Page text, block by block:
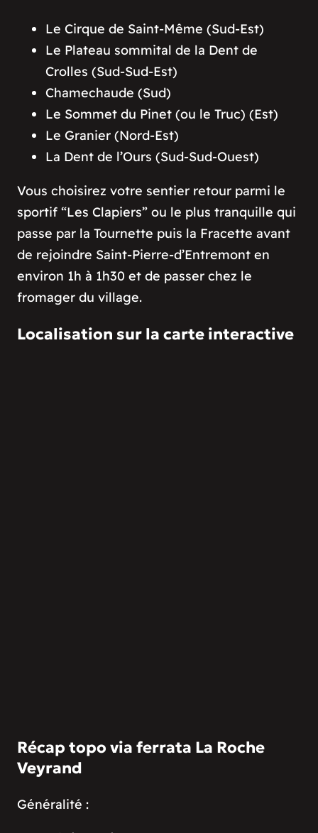
Le Cirque de Saint-Même (Sud-Est)
Le Plateau sommital de la Dent de
Crolles (Sud-Sud-Est)
Chamechaude (Sud)
Le Sommet du Pinet (ou le Truc) (Est)
Le Granier (Nord-Est)
La Dent de l’Ours (Sud-Sud-Ouest)
Vous choisirez votre sentier retour parmi le
sportif “Les Clapiers” ou le plus tranquille qui
passe par la Tournette puis la Fracette avant
de rejoindre Saint-Pierre-d’Entremont en
environ 1h à 1h30 et de passer chez le
fromager du village.
Localisation sur la carte interactive
Récap topo via ferrata La Roche
Veyrand
Généralité :